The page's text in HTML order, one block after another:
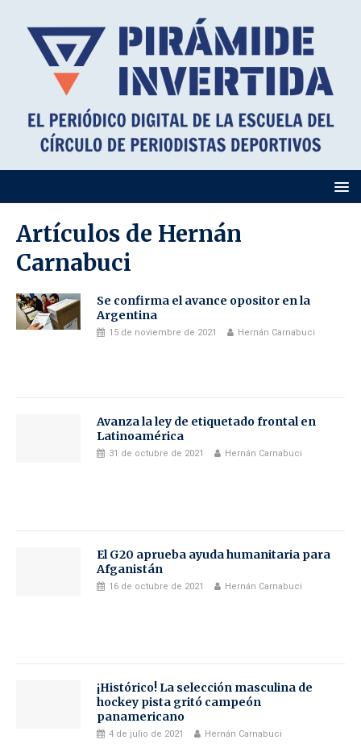
Artículos de Hernán
Carnabuci
Se confirma el avance opositor en la
Argentina
15 de noviembre de 2021 Hernán Carnabuci
Avanza la ley de etiquetado frontal en
Latinoamérica
31 de octubre de 2021 Hernán Carnabuci
El G20 aprueba ayuda humanitaria para
Afganistán
16 de octubre de 2021 Hernán Carnabuci
¡Histórico! La selección masculina de
hockey pista gritó campeón
panamericano
4 de julio de 2021 Hernán Carnabuci